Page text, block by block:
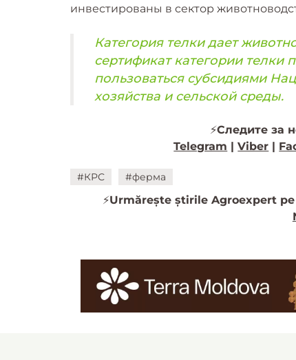
инвестированы в сектор
Категория телки дает
сертификат категории телки
пользоваться субсидиями
хозяйства и сельской среды.
⚡Следите за
Telegram |Viber
#КРС #ферма
⚡️Urmărește știrile Agroexpert pe